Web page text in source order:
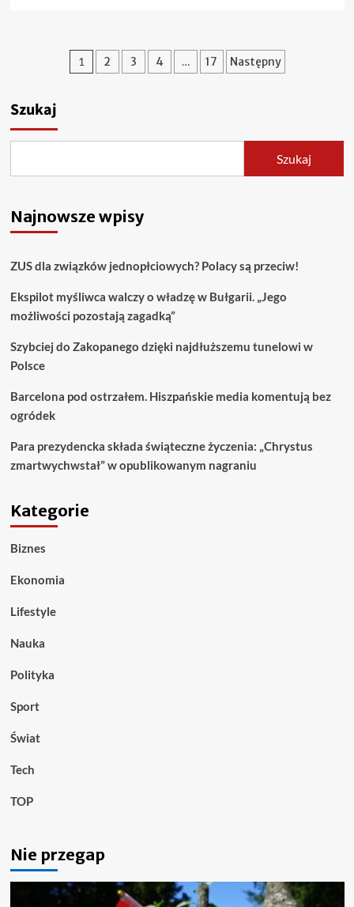
Znany
politolog
rok,
progu
schyłku
Stronicowanie
1 2 3 4 … 17 Następny
Szukaj
Szukaj
Najnowsze wpisy
ZUS dla związków jednopłciowych? Polacy są przeciw!
Ekspilot myśliwca walczy o władzę w Bułgarii. „Jego
możliwości pozostają zagadką”
Szybciej do Zakopanego dzięki najdłuższemu tunelowi w
Polsce
Barcelona pod ostrzałem. Hiszpańskie media komentują bez
ogródek
Para prezydencka składa świąteczne życzenia: „Chrystus
zmartwychwstał” w opublikowanym nagraniu
Kategorie
Biznes
Ekonomia
Lifestyle
Nauka
Polityka
Sport
Świat
Tech
TOP
Nie przegap